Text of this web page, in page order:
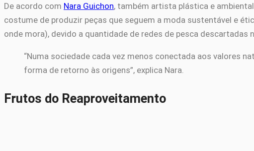
De acordo com Nara Guichon, também artista plástica e
costume de produzir peças que seguem a moda sustentável e
onde mora), devido a quantidade de redes de pesca descartadas
“Numa sociedade cada vez menos conectada aos valores
forma de retorno às origens”, explica Nara.
Frutos do Reaproveitamento